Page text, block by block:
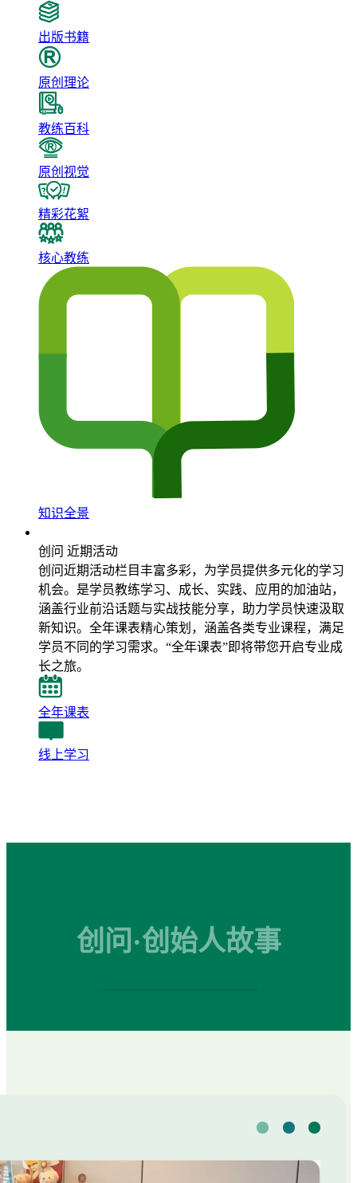
出版书籍
原创理论
教练百科
原创视觉
精彩花絮
核心教练
知识全景
创问 近期活动
创问近期活动栏目丰富多彩，为学员提供多元化的学习
机会。是学员教练学习、成长、实践、应用的加油站，
涵盖行业前沿话题与实战技能分享，助力学员快速汲取
新知识。全年课表精心策划，涵盖各类专业课程，满足
学员不同的学习需求。“全年课表”即将带您开启专业成
长之旅。
全年课表
线上学习
创问·创始人故事